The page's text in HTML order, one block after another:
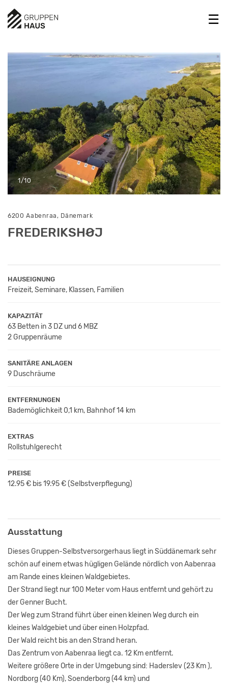
1/10
6200 Aabenraa, Dänemark
FREDERIKSHØJ
HAUSEIGNUNG
Freizeit, Seminare, Klassen, Familien
KAPAZITÄT
63 Betten in 3 DZ und 6 MBZ
2 Gruppenräume
SANITÄRE ANLAGEN
9 Duschräume
ENTFERNUNGEN
Bademöglichkeit 0,1 km, Bahnhof 14 km
EXTRAS
Rollstuhlgerecht
PREISE
12.95 € bis 19.95 €(Selbstverpflegung)
Ausstattung
Dieses Gruppen-Selbstversorgerhaus liegt in Süddänemark sehr
schön auf einem etwas hügligen Gelände nördlich von Aabenraa
am Rande eines kleinen Waldgebietes.
Der Strand liegt nur 100 Meter vom Haus entfernt und gehört zu
der Genner Bucht.
Der Weg zum Strand führt über einen kleinen Weg durch ein
kleines Waldgebiet und über einen Holzpfad.
Der Wald reicht bis an den Strand heran.
Das Zentrum von Aabenraa liegt ca. 12 Km entfernt.
Weitere größere Orte in der Umgebung sind: Haderslev (23 Km ),
Nordborg (40 Km), Soenderborg (44 km) und